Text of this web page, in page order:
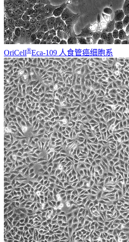
OriCell®Eca-109 人食管癌细胞系